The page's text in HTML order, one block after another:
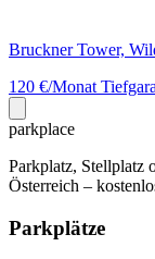
Bruckner Tower,
120 €/Monat
parkplace
Parkplatz, Stellplatz
Österreich –
Parkplätze